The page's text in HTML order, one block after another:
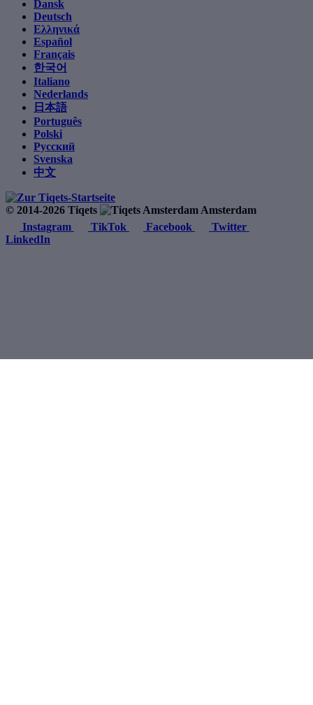
Dansk
Deutsch
Ελληνικά
Español
Français
한국어
Italiano
Nederlands
日本語
Português
Polski
Русский
Svenska
中文
© 2014-2026 Tiqets
Amsterdam
Instagram
TikTok Facebook
Twitter
LinkedIn